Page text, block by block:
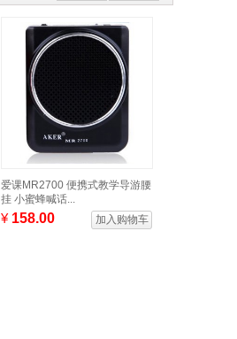
爱课MR2700 便携式教学导游腰
挂 小蜜蜂喊话...
¥ 158.00 加入购物车